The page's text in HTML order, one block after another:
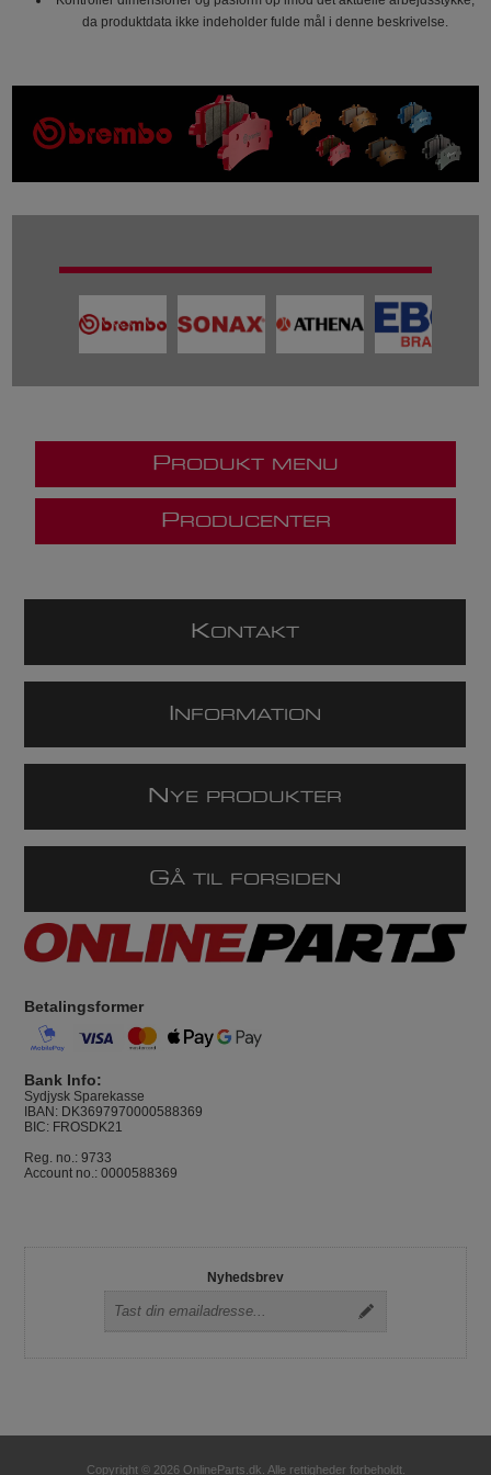
da produktdata ikke indeholder fulde mål i denne beskrivelse.
P RODUKT MENU
P RODUCENTER
KONTAKT
NFORMATION
N YE PRODUKTER
GÅ TIL FORSIDEN
Betalingsformer
Bank Info:
Sydjysk Sparekasse
IBAN: DK3697970000588369
BIC: FROSDK21
Reg. no.: 9733
Account no.: 0000588369
Nyhedsbrev
Copyright © 2026 OnlineParts.dk. Alle rettigheder forbeholdt.